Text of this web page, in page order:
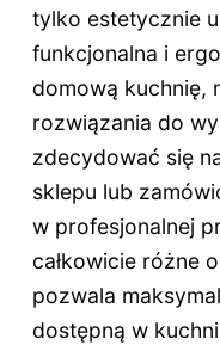
tylko estetycznie
funkcjonalna i
domową kuchnię,
rozwiązania do
zdecydować się
sklepu lub
w profesjonalnej
całkowicie różne
pozwala
dostępną w